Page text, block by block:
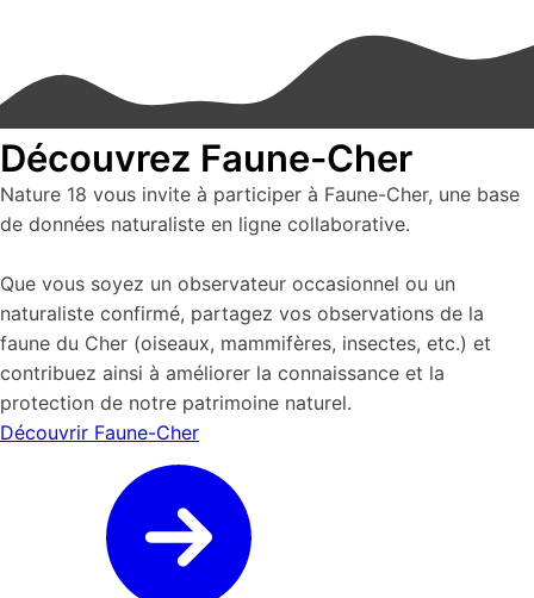
Découvrez Faune-Cher
Nature 18 vous invite à participer à Faune-Cher, une base
de données naturaliste en ligne collaborative.
Que vous soyez un observateur occasionnel ou un
naturaliste confirmé, partagez vos observations de la
faune du Cher (oiseaux, mammifères, insectes, etc.) et
contribuez ainsi à améliorer la connaissance et la
protection de notre patrimoine naturel.
Découvrir Faune-Cher